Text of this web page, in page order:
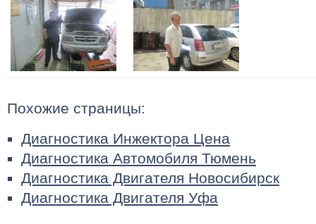
Похожие страницы:
Диагностика Инжектора Цена
Диагностика Автомобиля Тюмень
Диагностика Двигателя Новосибирск
Диагностика Двигателя Уфа